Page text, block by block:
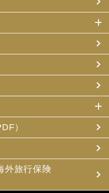
）
外旅行保険